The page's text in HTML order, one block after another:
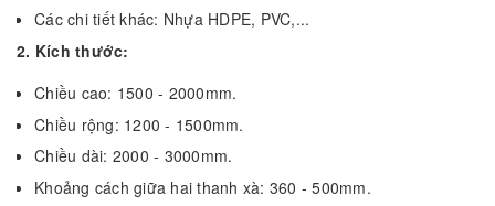
Các chi tiết khác: Nhựa HDPE, PVC,...
2. Kích thước:
Chiều cao: 1500 - 2000mm.
Chiều rộng: 1200 - 1500mm.
Chiều dài: 2000 - 3000mm.
Khoảng cách giữa hai thanh xà: 360 - 500mm.